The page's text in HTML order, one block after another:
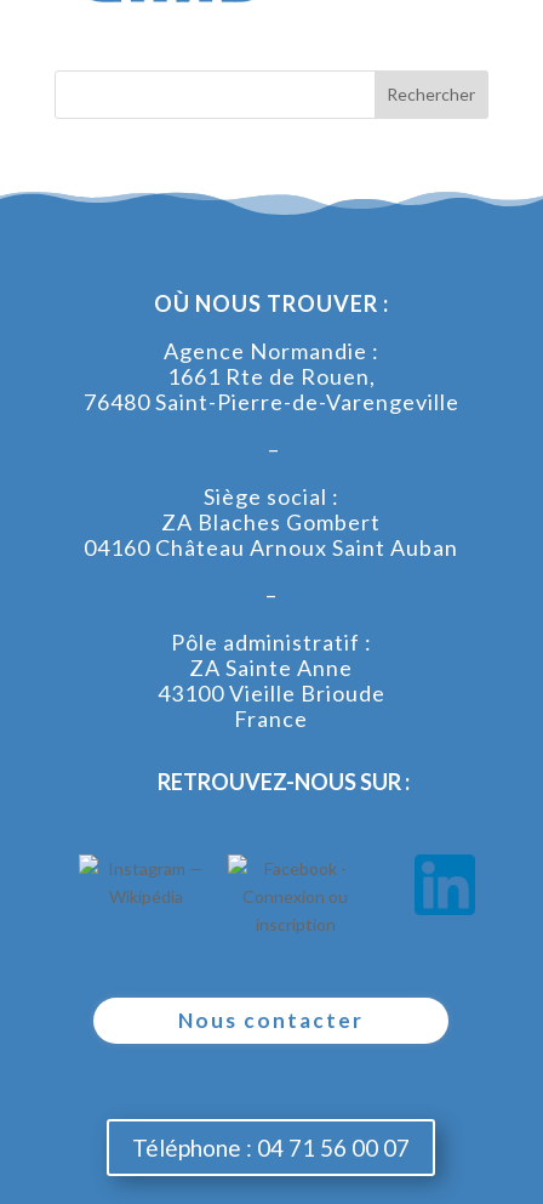
OÙ NOUS TROUVER :
Agence Normandie :
1661 Rte de Rouen,
76480 Saint-Pierre-de-Varengeville
–
Siège social :
ZA Blaches Gombert
04160 Château Arnoux Saint Auban
–
Pôle administratif :
ZA Sainte Anne
43100 Vieille Brioude
France
RETROUVEZ-NOUS SUR :
Nous contacter
Téléphone : 04 71 56 00 07